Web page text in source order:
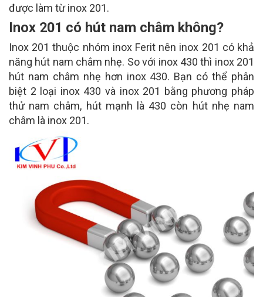
được làm từ inox 201.
Inox 201 có hút nam châm không?
Inox 201 thuộc nhóm inox Ferit nên inox 201 có khả
năng hút nam châm nhẹ. So với inox 430 thì inox 201
hút nam châm nhẹ hơn inox 430. Bạn có thể phân
biệt 2 loại inox 430 và inox 201 bằng phương pháp
thử nam châm, hút mạnh là 430 còn hút nhẹ nam
châm là inox 201.